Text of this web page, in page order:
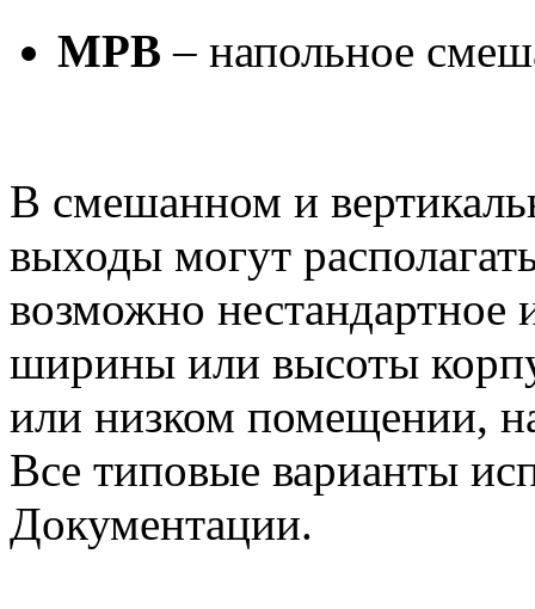
MPB – напольное
В смешанном и
выходы могут
возможно
ширины или высоты
или низком помещении,
Все типовые варианты
Документации.